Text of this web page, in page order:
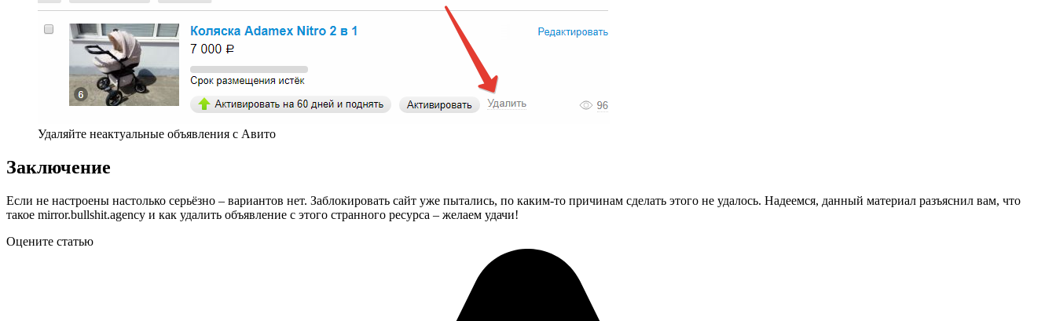
Удаляйте неактуальные объявления с Авито
Заключение
Если не настроены настолько серьёзно – вариантов нет. Заблокировать сайт уже пытались, по каким-то причинам сделать этого не удалось. Надеемся, данный материал разъяснил вам, что
такое mirror.bullshit.agency и как удалить объявление с этого странного ресурса – желаем удачи!
Оцените статью